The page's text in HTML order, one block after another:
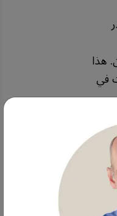
هذا
٢٠٢٣ نشرت في